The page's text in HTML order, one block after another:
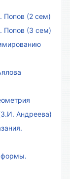
Попов (2 сем)
Попов (3 сем)
Андреева)
формы.